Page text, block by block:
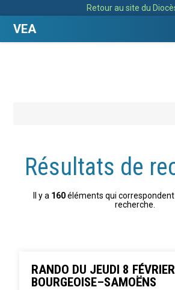
contenu.
la
Retour au site du
VEA
Résultats de
Il y a 160éléments qui
recherche.
RANDO DU JEUDI 8
BOURGEOISE–SAMOËNS